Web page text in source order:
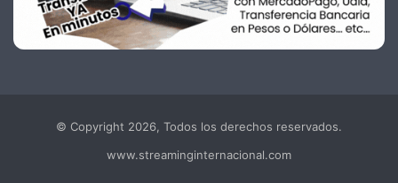
© Copyright 2026, Todos los derechos reservados.
www.streaminginternacional.com